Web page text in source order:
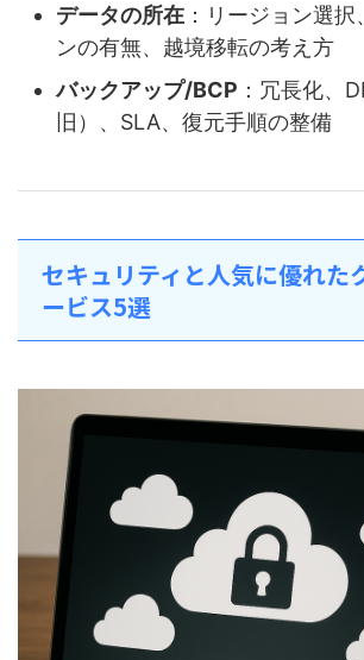
データの所在 ：リージョン選
ンの有無、越境移転の考え方
バックアップ/BCP ：冗長化、
旧）、SLA、復元手順の整備
セキュリティと人気に優れた
ービス5選